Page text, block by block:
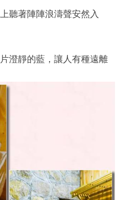
聽著陣陣浪濤聲安然入
澄靜的藍，讓人有種遠離